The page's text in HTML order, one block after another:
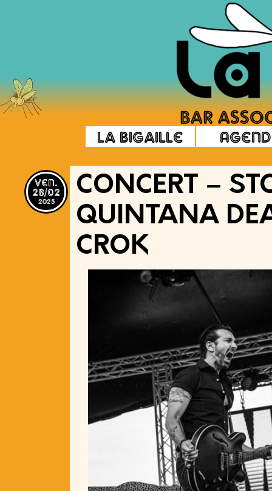
La Bigaille
ven.
28/02
2025
CONCERT –
QUINTANA
CROK